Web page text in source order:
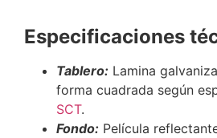
Especificaciones
Tablero: Lamina
forma cuadrada según
SCT.
Fondo: Película